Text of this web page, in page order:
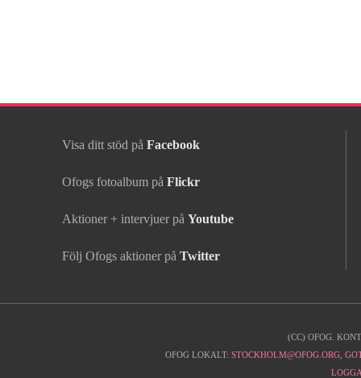
Visa ditt stöd på Facebook
Ofogs fotoalbum på Flickr
Aktioner + intervjuer på Youtube
Följ Ofogs aktioner på Twitter
(CC) OFOG.
OFOG LOKALT:STOCKHOLM@OFOG.ORG ,